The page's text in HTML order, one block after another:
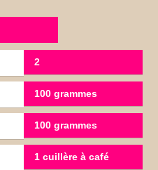
2
100 grammes
100 grammes
1 cuillère à café